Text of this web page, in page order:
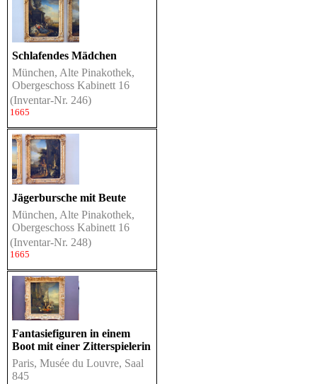
Schlafendes Mädchen
München, Alte Pinakothek,
Obergeschoss Kabinett 16
(Inventar-Nr. 246)
1665
Jägerbursche mit Beute
München, Alte Pinakothek,
Obergeschoss Kabinett 16
(Inventar-Nr. 248)
1665
Fantasiefiguren in einem
Boot mit einer Zitterspielerin
Paris, Musée du Louvre, Saal
845